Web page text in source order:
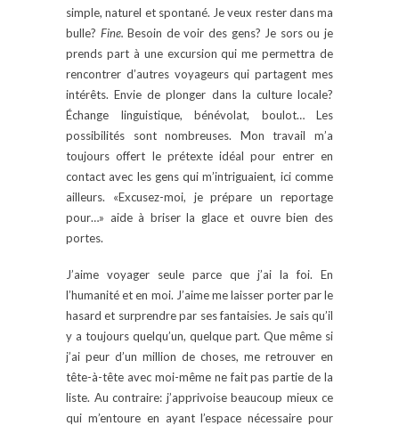
simple, naturel et spontané. Je veux rester dans ma
bulle? Fine. Besoin de voir des gens? Je sors ou je
prends part à une excursion qui me permettra de
rencontrer d’autres voyageurs qui partagent mes
intérêts. Envie de plonger dans la culture locale?
Échange linguistique, bénévolat, boulot… Les
possibilités sont nombreuses. Mon travail m’a
toujours offert le prétexte idéal pour entrer en
contact avec les gens qui m’intriguaient, ici comme
ailleurs. «Excusez-moi, je prépare un reportage
pour…» aide à briser la glace et ouvre bien des
portes.
J’aime voyager seule parce que j’ai la foi. En
l’humanité et en moi. J’aime me laisser porter par le
hasard et surprendre par ses fantaisies. Je sais qu’il
y a toujours quelqu’un, quelque part. Que même si
j’ai peur d’un million de choses, me retrouver en
tête-à-tête avec moi-même ne fait pas partie de la
liste. Au contraire: j’apprivoise beaucoup mieux ce
qui m’entoure en ayant l’espace nécessaire pour